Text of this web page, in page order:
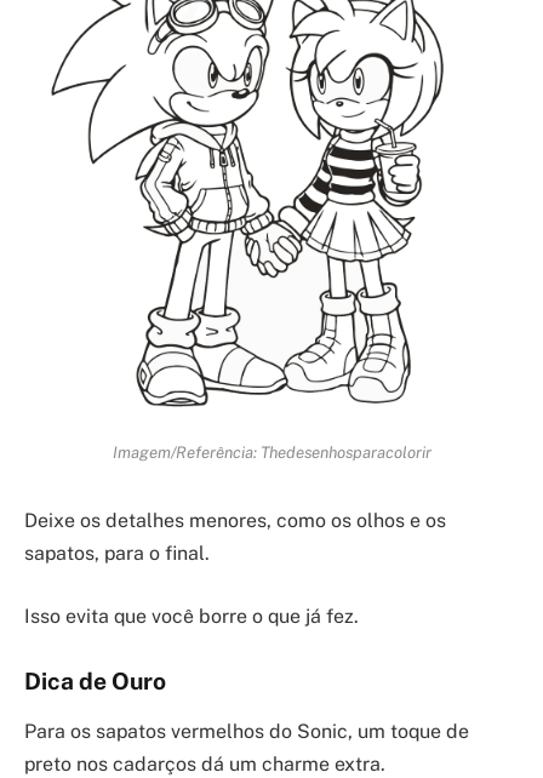
Imagem/Referência: Thedesenhosparacolorir
Deixe os detalhes menores, como os olhos e os
sapatos, para o final.
Isso evita que você borre o que já fez.
Dica de Ouro
Para os sapatos vermelhos do Sonic, um toque de
preto nos cadarços dá um charme extra.